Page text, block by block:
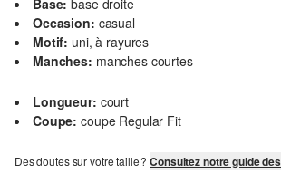
Occasion: casual
Motif: uni, à rayures
Manches: manches courtes
Longueur: court
Coupe: coupe Regular Fit
Des doutes sur votre taille ?Consultez notre guide